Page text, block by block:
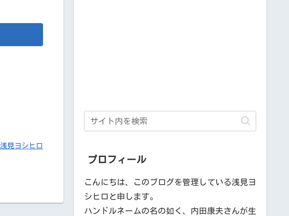
浅見ヨシヒロ
プロフィール
こんにちは、このブログを管理している浅見ヨ
シヒロと申します。
ハンドルネームの名の如く、内田康夫さんが生